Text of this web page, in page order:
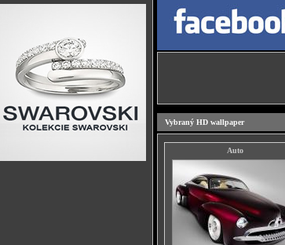
Vybraný HD wallpaper
Auto